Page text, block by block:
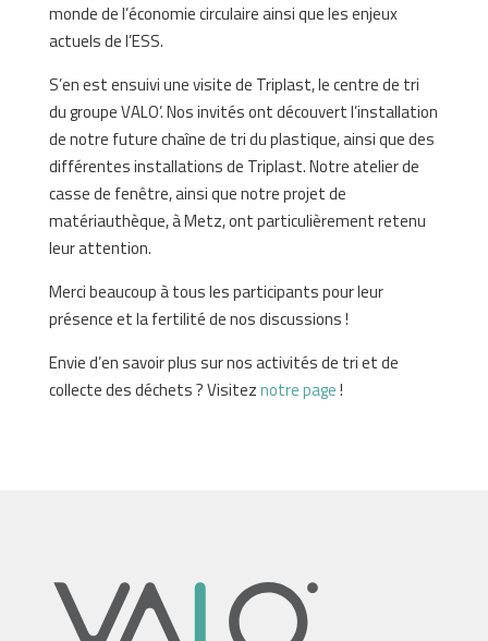
monde de l’économie circulaire ainsi que les enjeux
actuels de l’ESS.
S’en est ensuivi une visite de Triplast, le centre de tri
du groupe VALO’. Nos invités ont découvert l’installation
de notre future chaîne de tri du plastique, ainsi que des
différentes installations de Triplast. Notre atelier de
casse de fenêtre, ainsi que notre projet de
matériauthèque, à Metz, ont particulièrement retenu
leur attention.
Merci beaucoup à tous les participants pour leur
présence et la fertilité de nos discussions !
Envie d’en savoir plus sur nos activités de tri et de
collecte des déchets ? Visiteznotre page!